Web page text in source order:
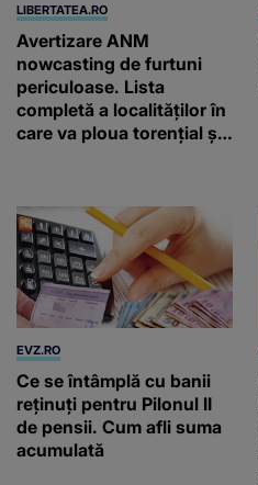
LIBERTATEA.RO
Avertizare ANM
nowcasting de furtuni
periculoase. Lista
completă a localităților în
care va ploua torențial și
EVZ.RO
Ce se întâmplă cu banii
reținuți pentru Pilonul II
de pensii. Cum afli suma
acumulată